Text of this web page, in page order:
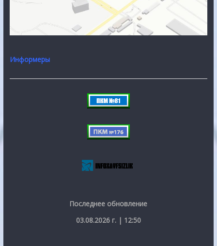
Информеры
Последнее обновление
03.08.2026 г. | 12:50